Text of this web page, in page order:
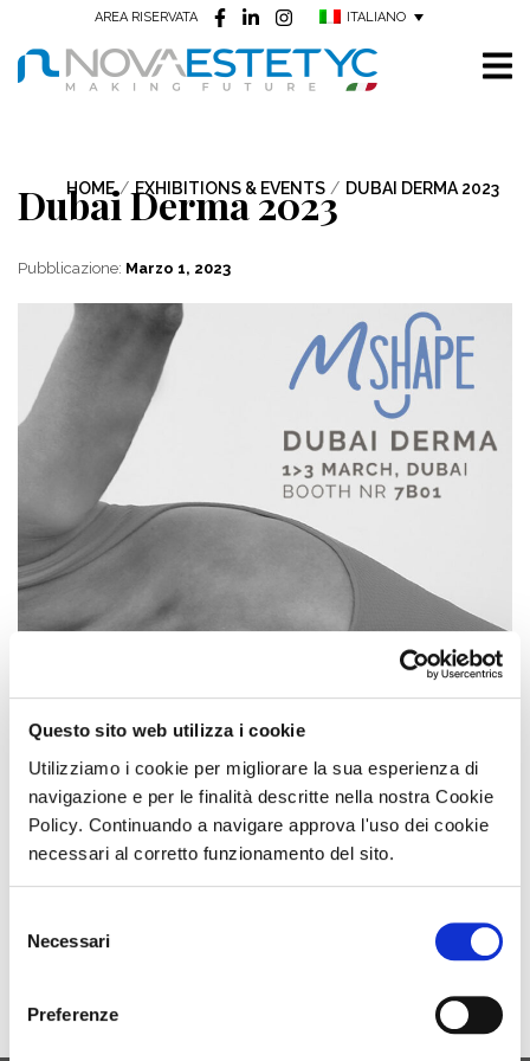
Questo sito web utilizza i cookie
Utilizziamo i cookie per migliorare la sua esperienza di
navigazione e per le finalità descritte nella nostra Cookie
Policy. Continuando a navigare approva l'uso dei cookie
necessari al corretto funzionamento del sito.
delNecessari
Preferenze
AREA RISERVATA ITALIANO
HOME / EXHIBITIONS & EVENTS / DUBAI DERMA 2023
Dubai Derma 2023
Pubblicazione: Marzo 1, 2023
dedicato alla cura della pelle con Nova Mea, uno dei nostri
distributori.